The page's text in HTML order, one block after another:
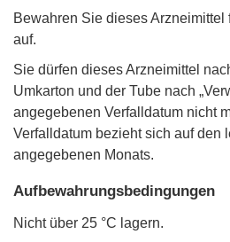
Bewahren Sie dieses
auf.
Sie dürfen dieses Arzneimittel
Umkarton und der Tube nach
angegebenen Verfalldatum nicht
Verfalldatum bezieht sich auf den
angegebenen Monats.
Aufbewahrungsbedingungen
Nicht über 25 °C lagern.